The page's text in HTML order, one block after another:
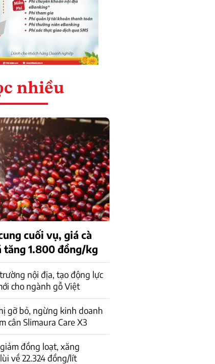
nhiều
cuối vụ, giá cà
tăng 1.800 đồng/kg
nội địa, tạo động lực
cho ngành gỗ Việt
gỡ bỏ, ngừng kinh doanh
cân Slimaura Care X3
đồng loạt, xăng
về 22.324 đồng/lít